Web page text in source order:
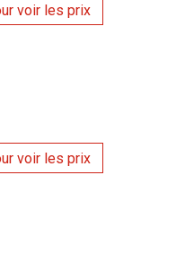
voir les prix
voir les prix